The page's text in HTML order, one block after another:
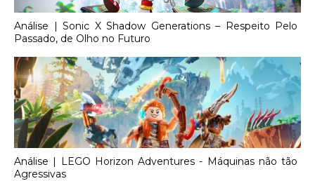
Análise | Sonic X Shadow Generations – Respeito Pelo
Passado, de Olho no Futuro
Análise | LEGO Horizon Adventures - Máquinas não tão
Agressivas